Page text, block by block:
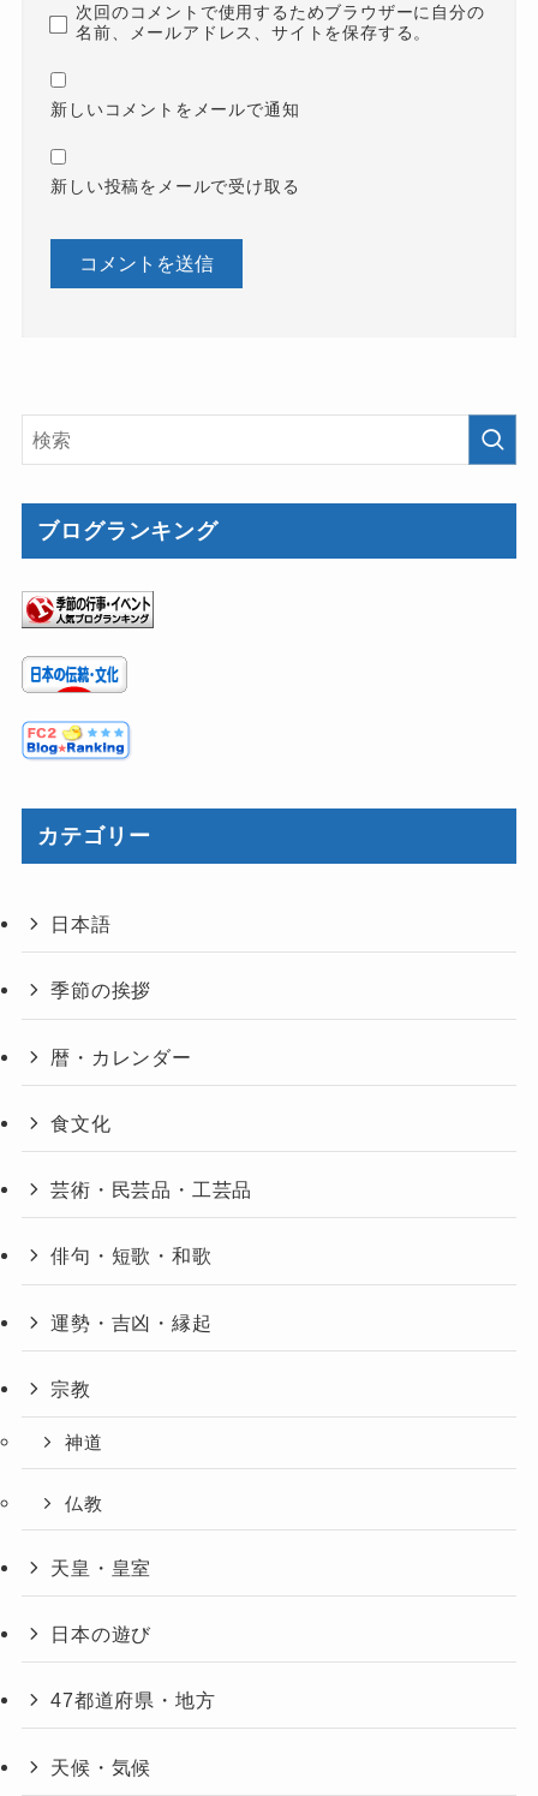
次回のコメントで使用するためブラウザーに自分の
名前、メールアドレス、サイトを保存する。
新しいコメントをメールで通知
新しい投稿をメールで受け取る
ブログランキング
カテゴリー
日本語
季節の挨拶
暦・カレンダー
食文化
芸術・民芸品・工芸品
俳句・短歌・和歌
運勢・吉凶・縁起
宗教
神道
仏教
天皇・皇室
日本の遊び
47都道府県・地方
天候・気候